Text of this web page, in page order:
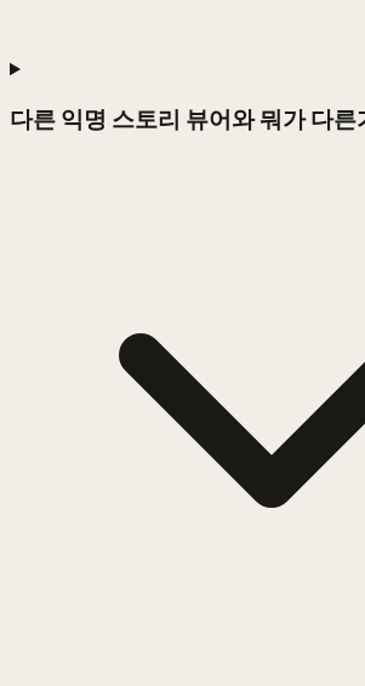
다른 익명 스토리 뷰어와 뭐가 다른